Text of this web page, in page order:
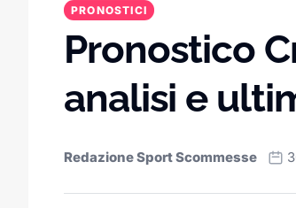
PRONOSTICI
Pronostico
analisi e
Redazione Sport Scommesse